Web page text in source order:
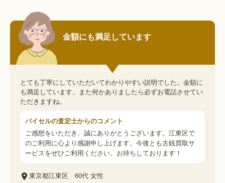
金額にも満足しています
とても丁寧にしていただいてわかりやすい説明でした。金額に
も満足しています。また何かありましたら必ずお電話させてい
ただきますね。
バイセルの査定士からのコメント
ご感想をいただき、誠にありがとうございます。江東区で
のご利用に心より感謝申し上げます。今後とも古銭買取サ
ービスをぜひご利用ください。お待ちしております！
東京都江東区 60代 女性